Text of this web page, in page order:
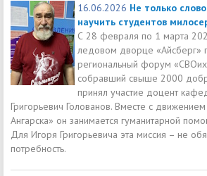
16.06.2026 Не только
научить студентов
С 28 февраля по 1 марта
ледовом дворце «Айсберг»
региональный форум
собравший свыше 2000
принял участие доцент
Григорьевич Голованов. Вместе с
Ангарска» он занимается гуманитарной
Для Игоря Григорьевича эта миссия – не
потребность.